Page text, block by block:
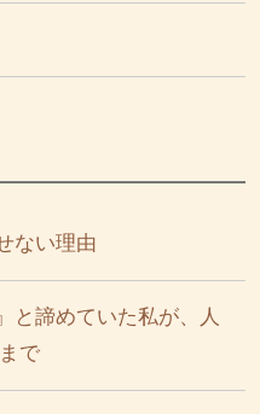
ない理由
と諦めていた私が、人
で